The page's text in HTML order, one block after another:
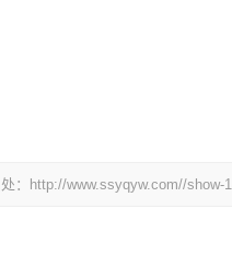
： http://www.ssyqyw.com//show-